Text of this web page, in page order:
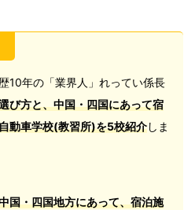
10年の「業界人」れってい係長
び方と、中国・四国にあって宿
動車学校(教習所)を5校紹介しま
国・四国地方にあって、宿泊施